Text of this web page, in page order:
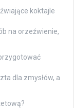
koktajle
na orzeźwienie,
dla zmysłów, a